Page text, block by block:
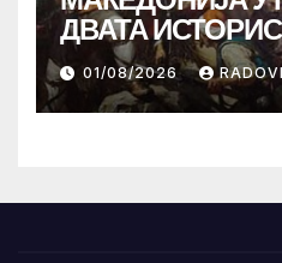
ДВАТА
ИЛИНДЕНА!
01/08/2026